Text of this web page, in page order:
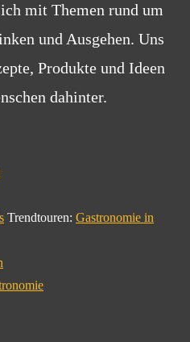
mit Themen rund um
und Ausgehen. Uns
Produkte und Ideen
dahinter.
Trendtouren: Gastronomie in